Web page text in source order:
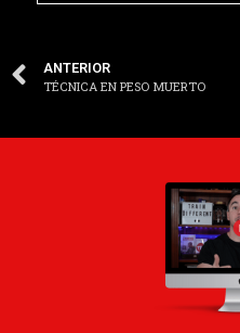
ANTERIOR
TÉCNICA EN PESO MUERTO